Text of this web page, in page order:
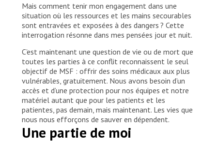
est réfugiée dans le camp d’Um Rakuba au Soudan. «
J’ai beaucoup souffert en allant me faire soigner dans
certains hôpitaux, dit-elle, d’autant plus que nous
n’avons pas les moyens de payer… Je suis allée à
l’hôpital MSF du camp d’Um Rakuba… L’équipe de
promotion de la santé de MSF me rend visite
régulièrement et me fournit des informations [sur les
soins de santé]. » Soudan, 2023 © MSF
Mais comment tenir mon engagement dans une
situation où les ressources et les mains secourables
sont entravées et exposées à des dangers ? Cette
interrogation résonne dans mes pensées jour et nuit.
C’est maintenant une question de vie ou de mort que
toutes les parties à ce conflit reconnaissent le seul
objectif de MSF : offrir des soins médicaux aux plus
vulnérables, gratuitement. Nous avons besoin d’un
accès et d’une protection pour nos équipes et notre
matériel autant que pour les patients et les
patientes, pas demain, mais maintenant. Les vies que
nous nous efforçons de sauver en dépendent.
Une partie de moi